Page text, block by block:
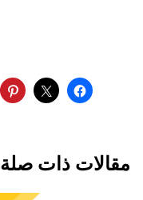
مقالات ذات صلة